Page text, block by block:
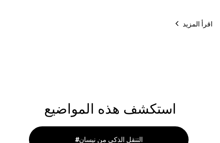
اقرأ المزيد
استكشف هذه المواضيع
#التنقل الذكي من نيسان